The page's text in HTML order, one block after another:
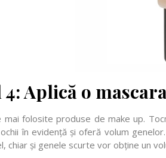
Aplică o
folosite produse de make up.
în evidență și oferă volum
chiar și genele scurte vor obține un